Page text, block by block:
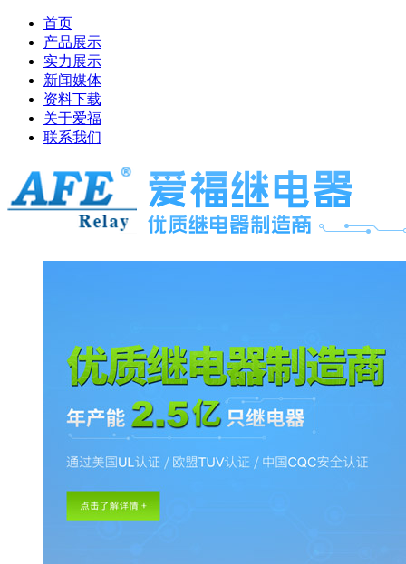
首页
产品展示
实力展示
新闻媒体
资料下载
关于爱福
联系我们